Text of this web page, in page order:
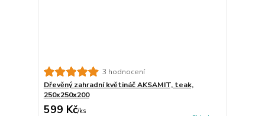
3 hodnocení
Dřevěný zahradní květináč AKSAMIT, teak,
250x250x200
599 Kč/ks